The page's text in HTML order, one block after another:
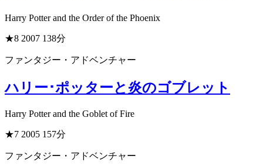
Harry Potter and the Order of the Phoenix
★8 2007 138分
ファンタジー・アドベンチャー
ハリー･ポッターと炎のゴブレット
Harry Potter and the Goblet of Fire
★7 2005 157分
ファンタジー・アドベンチャー